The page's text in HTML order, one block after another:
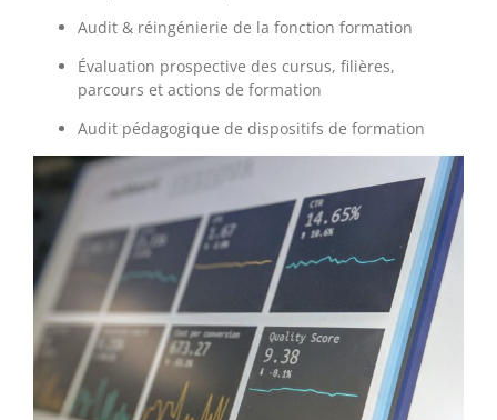
Audit & réingénierie de la fonction formation
Évaluation prospective des cursus, filières,
parcours et actions de formation
Audit pédagogique de dispositifs de formation